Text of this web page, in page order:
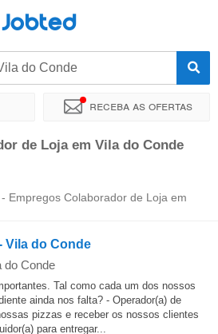
Jobted
do Conde
Receba as ofertas
exata Empresa
de Loja em Vila do Conde
Empregos Colaborador de Loja em
Vila do Conde
do Conde
Tal como cada um dos nossos
ainda nos falta? - Operador(a) de
pizzas e receber os nossos clientes
para entregar...